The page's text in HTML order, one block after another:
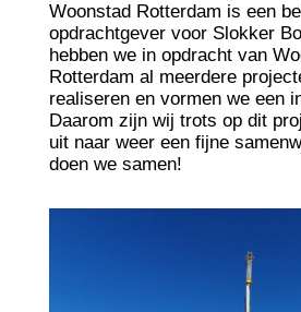
Woonstad Rotterdam is een
opdrachtgever voor Slokker
hebben we in opdracht van
Rotterdam al meerdere
realiseren en vormen we een
Daarom zijn wij trots op dit
uit naar weer een fijne
doen we samen!